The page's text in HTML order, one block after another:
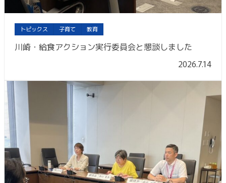
トピックス 子育て 教育
川崎・給食アクション実行委員会と懇談しました
2026.7.14